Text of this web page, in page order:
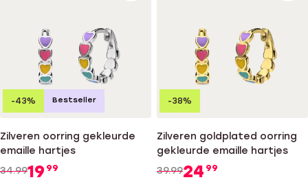
Zilveren oorring gekleurde
emaille hartjes
34.9919 99
-43% Bestseller
Zilveren goldplated oorring
gekleurde emaille hartjes
39.9924 99
-38%